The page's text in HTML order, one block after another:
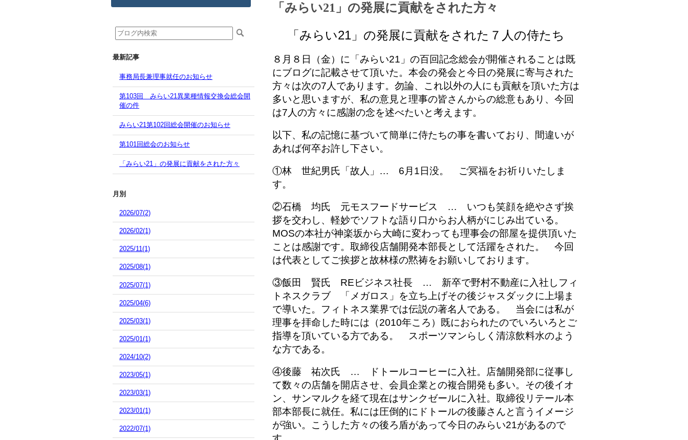
最新記事
事務局長兼理事就任のお知らせ
第103回 みらい21異業種情報交換会総会開
催の件
みらい21第102回総会開催のお知らせ
第101回総会のお知らせ
「みらい21」の発展に貢献をされた方々
月別
2026/07(2)
2026/02(1)
2025/11(1)
2025/08(1)
2025/07(1)
2025/04(6)
2025/03(1)
2025/01(1)
2024/10(2)
2023/05(1)
2023/03(1)
2023/01(1)
2022/07(1)
「みらい21」の発展に貢献をされた方々
「みらい21」の発展に貢献をされた７人の侍たち
８月８日（金）に「みらい21」の百回記念総会が開催されることは既
にブログに記載させて頂いた。本会の発会と今日の発展に寄与された
方々は次の7人であります。勿論、これ以外の人にも貢献を頂いた方は
多いと思いますが、私の意見と理事の皆さんからの総意もあり、今回
は7人の方々に感謝の念を述べたいと考えます。
以下、私の記憶に基づいて簡単に侍たちの事を書いており、間違いが
あれば何卒お許し下さい。
①林 世紀男氏「故人」… 6月1日没。 ご冥福をお祈りいたしま
す。
②石橋 均氏 元モスフードサービス … いつも笑顔を絶やさず挨
拶を交わし、軽妙でソフトな語り口からお人柄がにじみ出ている。
MOSの本社が神楽坂から大崎に変わっても理事会の部屋を提供頂いた
ことは感謝です。取締役店舗開発本部長として活躍をされた。 今回
は代表としてご挨拶と故林様の黙祷をお願いしております。
③飯田 賢氏 REビジネス社長 … 新卒で野村不動産に入社しフィ
トネスクラブ 「メガロス」を立ち上げその後ジャスダックに上場ま
で導いた。 フィトネス業界では伝説の著名人である。 当会には私が
理事を拝命した時には（2010年ころ）既におられたのでいろいろとご
指導を頂いている方である。 スポーツマンらしく清涼飲料水のよう
な方である。
④後藤 祐次氏 … ドトールコーヒーに入社。店舗開発部に従事し
て数々の店舗を開店させ、会員企業との複合開発も多い。 その後イオ
ン、サンマルクを経て現在はサンクゼールに入社。取締役リテール本
部本部長に就任。私には圧倒的にドトールの後藤さんと言うイメージ
が強い。こうした方々の後ろ盾があって今日のみらい21があるので